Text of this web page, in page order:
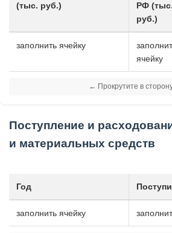
(тыс. руб.)
РФ (тыс.
руб.)
заполнить ячейку
ячейку
Поступление и
и материальных средств
Год
заполнить ячейку